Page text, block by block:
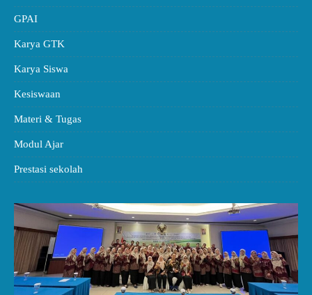
GPAI
Karya GTK
Karya Siswa
Kesiswaan
Materi & Tugas
Modul Ajar
Prestasi sekolah